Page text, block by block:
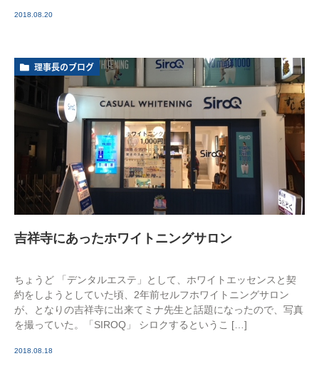
2018.08.20
理事長のブログ
吉祥寺にあったホワイトニングサロン
ちょうど 「デンタルエステ」として、ホワイトエッセンスと契
約をしようとしていた頃、2年前セルフホワイトニングサロン
が、となりの吉祥寺に出来てミナ先生と話題になったので、写真
を撮っていた。「SIROQ」 シロクするというこ […]
2018.08.18